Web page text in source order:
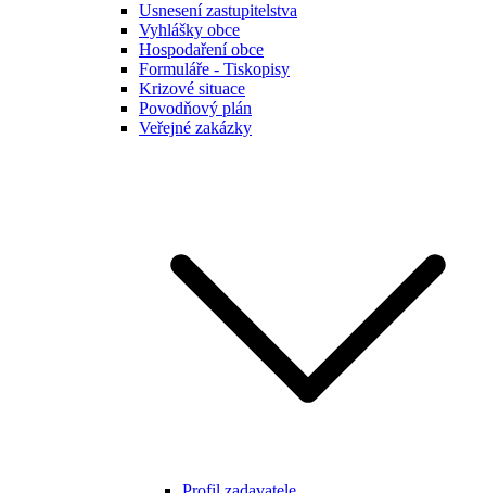
Usnesení zastupitelstva
Vyhlášky obce
Hospodaření obce
Formuláře - Tiskopisy
Krizové situace
Povodňový plán
Veřejné zakázky